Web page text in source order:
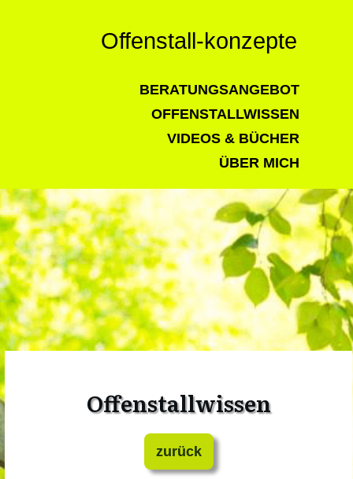
Offenstall-konzepte
BERATUNGSANGEBOT
OFFENSTALLWISSEN
VIDEOS & BÜCHER
ÜBER MICH
Offenstallwissen
zurück